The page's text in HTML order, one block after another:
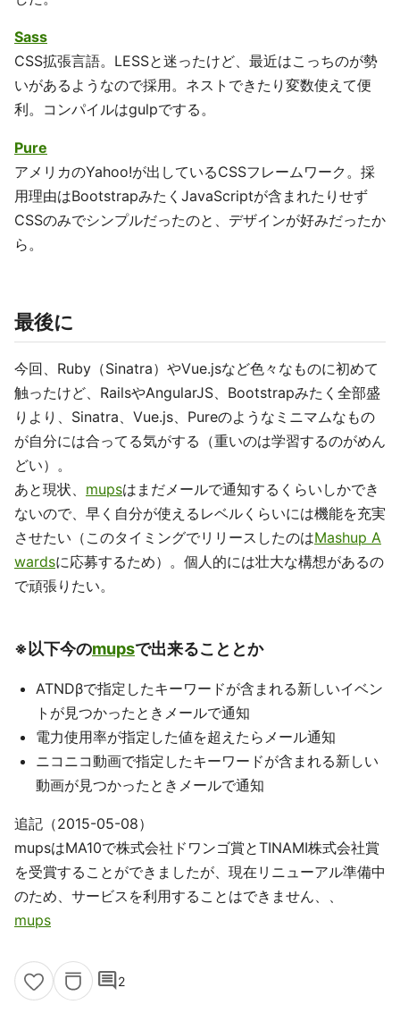
Sass
CSS拡張言語。LESSと迷ったけど、最近はこっちのが勢
いがあるようなので採用。ネストできたり変数使えて便
利。コンパイルはgulpでする。
Pure
アメリカのYahoo!が出しているCSSフレームワーク。採
用理由はBootstrapみたくJavaScriptが含まれたりせず
CSSのみでシンプルだったのと、デザインが好みだったか
ら。
最後に
今回、Ruby（Sinatra）やVue.jsなど色々なものに初めて
触ったけど、RailsやAngularJS、Bootstrapみたく全部盛
りより、Sinatra、Vue.js、Pureのようなミニマムなもの
が自分には合ってる気がする（重いのは学習するのがめん
どい）。
あと現状、 mupsはまだメールで通知するくらいしかでき
ないので、早く自分が使えるレベルくらいには機能を充実
させたい（このタイミングでリリースしたのはMashup A
wardsに応募するため）。個人的には壮大な構想があるの
で頑張りたい。
※以下今のmupsで出来ることとか
ATNDβで指定したキーワードが含まれる新しいイベン
トが見つかったときメールで通知
電力使用率が指定した値を超えたらメール通知
ニコニコ動画で指定したキーワードが含まれる新しい
動画が見つかったときメールで通知
追記（2015-05-08）
mupsはMA10で株式会社ドワンゴ賞とTINAMI株式会社賞
を受賞することができましたが、現在リニューアル準備中
のため、サービスを利用することはできません、、
mups
comment2